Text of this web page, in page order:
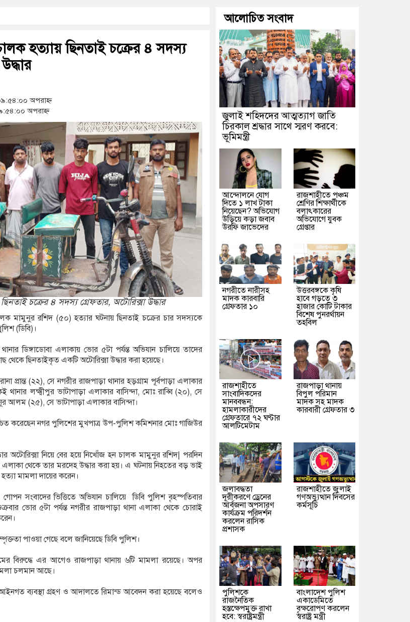
হত্যায় ছিনতাই চক্রের ৪ সদস্য
অপরাহ্ন
অপরাহ্ন
চক্রের ৪ সদস্য গ্রেফতার, অটোরিক্সা উদ্ধার
মামুনুর রশিদ (৫০) হত্যার ঘটনায় ছিনতাই চক্রের চার সদস্যকে
(ডিবি)।
ডিঙ্গাডোবা এলাকায় ভোর ৫টা পর্যন্ত অভিযান চালিয়ে তাদের
থেকে ছিনতাইকৃত একটি অটোরিক্সা উদ্ধার করা হয়েছে।
প্রান্ত (২২), সে নগরীর রাজপাড়া থানার হড়গ্রাম পূর্বপাড়া এলাকার
লক্ষ্মীপুর ভাটাপাড়া এলাকার বাসিন্দা, মোঃ রাব্বি (২০), সে
আলম (২৫), সে ভাটাপাড়া এলাকার বাসিন্দা।
করেছেন নগর পুলিশের মুখপাত্র উপ-পুলিশ কমিশনার মোঃ গাজিউর
অটোরিক্সা নিয়ে বের হয়ে নিখোঁজ হন চালক মামুনুর রশিদ| পরদিন
থেকে তার মরদেহ উদ্ধার করা হয়। এ ঘটনায় নিহতের বড় ভাই
মামলা দায়ের করেন।
সংবাদের ভিত্তিতে অভিযান চালিয়ে ডিবি পুলিশ বৃহস্পতিবার
ভোর ৫টা পর্যন্ত নগরীর রাজপাড়া থানা এলাকা থেকে চোরাই
পাওয়া গেছে বলে জানিয়েছে ডিবি পুলিশ।
বিরুদ্ধে এর আগেও রাজপাড়া থানায় ৬টি মামলা রয়েছে। অপর
চলমান আছে।
ব্যবস্থা গ্রহণ ও আদালতে রিমান্ড আবেদন করা হয়েছে বলেও
আলোচিত সংবাদ
জুলাই শহিদদের আত্মত্যাগ জাতি
চিরকাল শ্রদ্ধার সাথে স্মরণ করবে:
ভূমিমন্ত্রী
আন্দোলনে যোগ
দিতে ১ লাখ টাকা
নিয়েছেন? অভিযোগ
উড়িয়ে কড়া জবাব
উরফি জাভেদের
রাজশাহীতে পঞ্চম
শ্রেণির শিক্ষার্থীকে
বলাৎকারের
অভিযোগে যুবক
গ্রেপ্তার
নগরীতে নারীসহ
মাদক কারবারি
গ্রেফতার ১০
উত্তরবঙ্গকে কৃষি
হাবে গড়তে ৩
হাজার কোটি টাকার
বিশেষ পুনরর্থায়ন
তহবিল
রাজশাহীতে
সাংবাদিকদের
মানববন্ধন:
হামলাকারীদের
গ্রেফতারে ৭২ ঘণ্টার
আলটিমেটাম
রাজপাড়া থানায়
বিপুল পরিমান
মাদক সহ মাদক
কারবারী গ্রেফতার ৩
জলাবদ্ধতা
দূরীকরণে ড্রেনের
আর্বজনা অপসারণ
কার্যক্রম পরিদর্শন
করলেন রাসিক
প্রশাসক
রাজশাহীতে জুলাই
গণঅভ্যুত্থান দিবসের
কর্মসূচি
পুলিশকে
রাজনৈতিক
হস্তক্ষেপমুক্ত রাখা
হবে: স্বরাষ্ট্রমন্ত্রী
বাংলাদেশ পুলিশ
একাডেমিতে
বৃক্ষরোপণ করলেন
স্বরাষ্ট্র মন্ত্রী